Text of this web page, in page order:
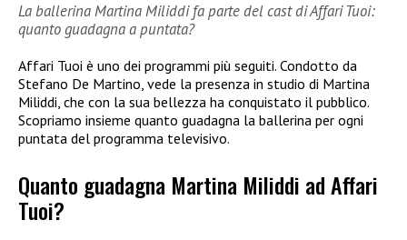
La ballerina Martina Miliddi fa parte del cast di Affari Tuoi:
quanto guadagna a puntata?
Affari Tuoi è uno dei programmi più seguiti. Condotto da
Stefano De Martino, vede la presenza in studio di Martina
Miliddi, che con la sua bellezza ha conquistato il pubblico.
Scopriamo insieme quanto guadagna la ballerina per ogni
puntata del programma televisivo.
Quanto guadagna Martina Miliddi ad Affari
Tuoi?